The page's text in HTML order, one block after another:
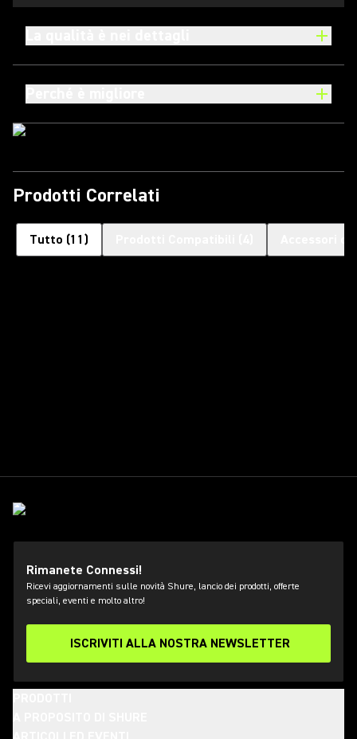
Prodotti Correlati
Tutto (11 )
Rimanete Connessi!
Ricevi aggiornamenti sulle novità Shure, lancio dei prodotti, offerte
speciali, eventi e molto altro!
ISCRIVITI ALLA NOSTRA NEWSLETTER